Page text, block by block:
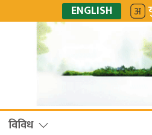
ENGLISH
विविध